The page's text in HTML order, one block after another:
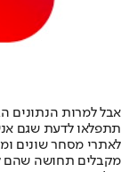
אבל למרות הנתונים
תתפלאו לדעת שגם
לאתרי מסחר שונים
מקבלים תחושה שהם